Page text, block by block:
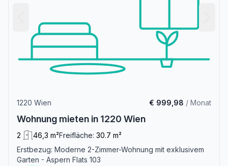
1220 Wien € 999,98 / Monat
Wohnung mieten in 1220 Wien
2 46,3 m²Freifläche: 30.7 m²
Erstbezug: Moderne 2-Zimmer-Wohnung mit exklusivem
Garten - Aspern Flats 103